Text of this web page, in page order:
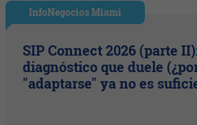
InfoNegocios Miami
SIP Connect 2026 (parte
diagnóstico que duele
"adaptarse" ya no es